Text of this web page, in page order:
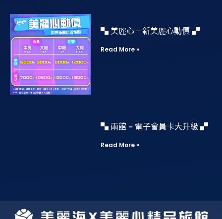
▚ 美麗心－新美麗心動價 ▞
Read More »
▚ 兩館 – 電子會員卡大升級 ▞
Read More »